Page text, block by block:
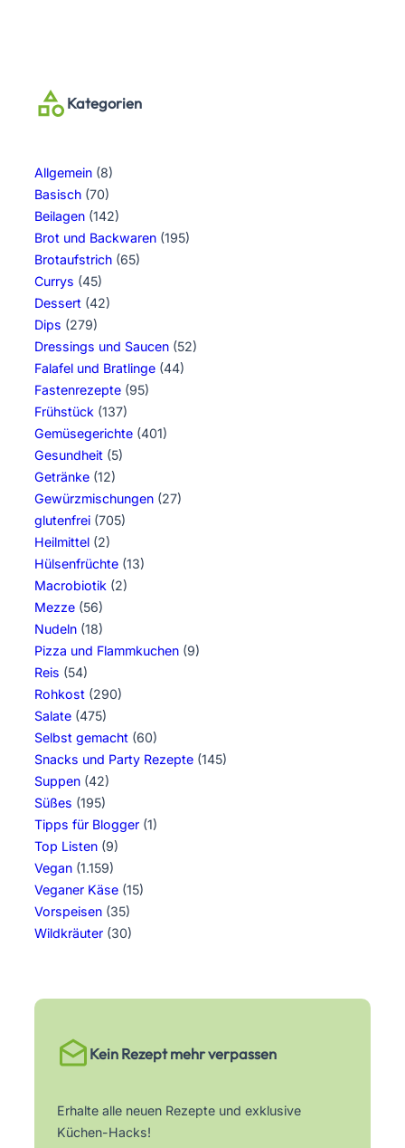
Kategorien
Allgemein (8)
Basisch (70)
Beilagen (142)
Brot und Backwaren (195)
Brotaufstrich (65)
Currys (45)
Dessert (42)
Dips (279)
Dressings und Saucen (52)
Falafel und Bratlinge (44)
Fastenrezepte (95)
Frühstück (137)
Gemüsegerichte (401)
Gesundheit (5)
Getränke (12)
Gewürzmischungen (27)
glutenfrei (705)
Heilmittel (2)
Hülsenfrüchte (13)
Macrobiotik (2)
Mezze (56)
Nudeln (18)
Pizza und Flammkuchen (9)
Reis (54)
Rohkost (290)
Salate (475)
Selbst gemacht (60)
Snacks und Party Rezepte (145)
Suppen (42)
Süßes (195)
Tipps für Blogger (1)
Top Listen (9)
Vegan (1.159)
Veganer Käse (15)
Vorspeisen (35)
Wildkräuter (30)
Kein Rezept mehr verpassen
Erhalte alle neuen Rezepte und exklusive
Küchen-Hacks!